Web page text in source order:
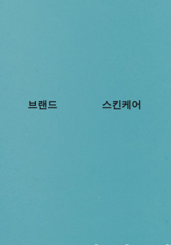
브랜드 스킨케어